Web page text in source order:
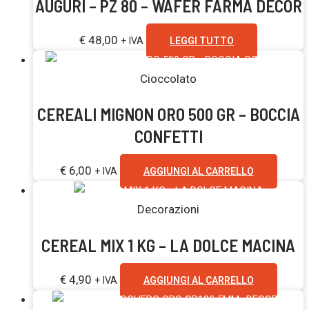
AUGURI – PZ 80 – WAFER FARMA DECOR
€ 48,00 + IVA LEGGI TUTTO
Cioccolato
CEREALI MIGNON ORO 500 GR – BOCCIA
CONFETTI
€6,00 + IVA AGGIUNGI AL CARRELLO
Decorazioni
CEREAL MIX 1 KG – LA DOLCE MACINA
€4,90 + IVA AGGIUNGI AL CARRELLO